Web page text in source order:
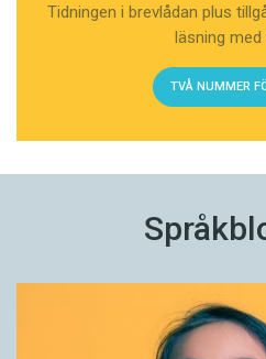
Tidningen i brevlådan plus
läsning med
TVÅ NUMMER